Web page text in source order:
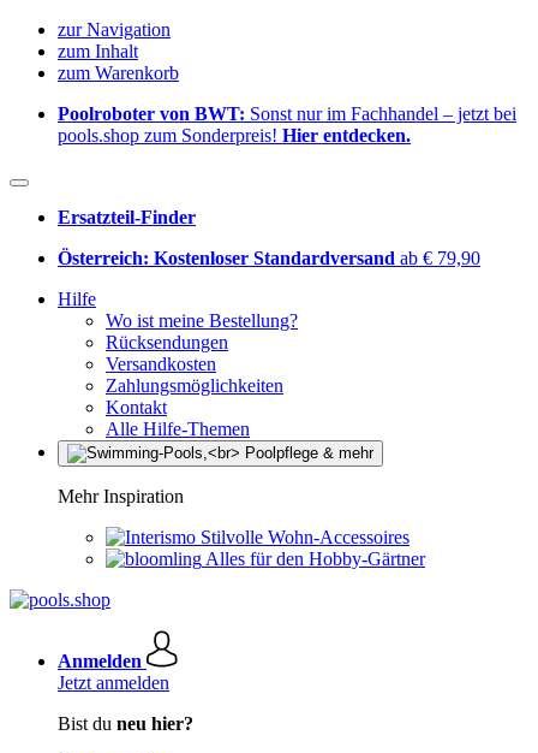
zur Navigation
zum Inhalt
zum Warenkorb
Poolroboter von BWT: Sonst nur im Fachhandel – jetzt bei
pools.shop zum Sonderpreis! Hier entdecken.
Ersatzteil-Finder
Österreich: Kostenloser Standardversand ab € 79,90
Hilfe
Wo ist meine Bestellung?
Rücksendungen
Versandkosten
Zahlungsmöglichkeiten
Kontakt
Alle Hilfe-Themen
Mehr Inspiration
Stilvolle Wohn-Accessoires
Alles für den Hobby-Gärtner
Anmelden
Jetzt anmelden
Bist du neu hier?